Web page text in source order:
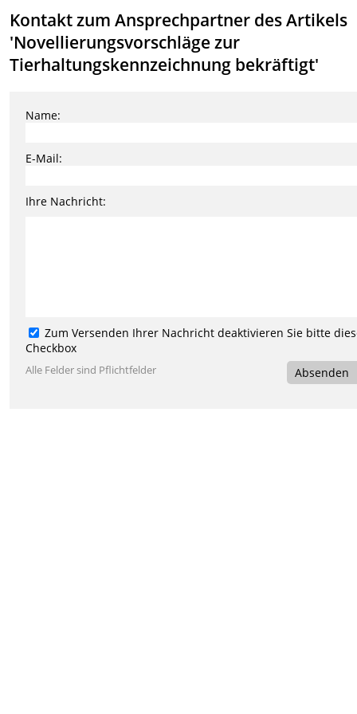
Kontakt zum Ansprechpartner des Artikels
'Novellierungsvorschläge zur
Tierhaltungskennzeichnung bekräftigt'
Name:
E-Mail:
Ihre Nachricht:
Zum Versenden Ihrer Nachricht deaktivieren Sie bitte
Checkbox
Alle Felder sind Pflichtfelder Absenden